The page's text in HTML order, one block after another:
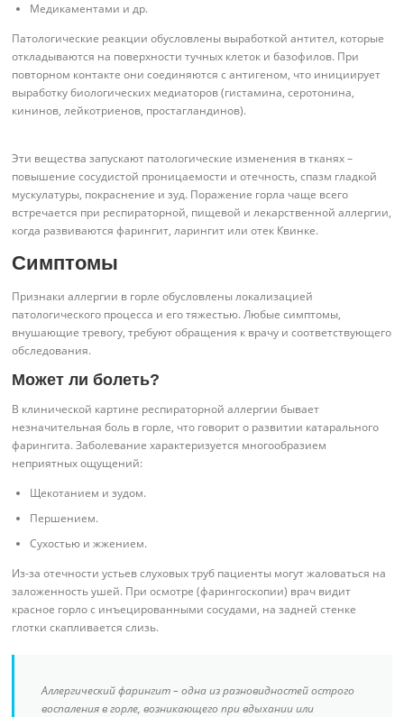
Медикаментами и др.
Патологические реакции обусловлены выработкой антител, которые
откладываются на поверхности тучных клеток и базофилов. При
повторном контакте они соединяются с антигеном, что инициирует
выработку биологических медиаторов (гистамина, серотонина,
кининов, лейкотриенов, простагландинов).
Эти вещества запускают патологические изменения в тканях –
повышение сосудистой проницаемости и отечность, спазм гладкой
мускулатуры, покраснение и зуд. Поражение горла чаще всего
встречается при респираторной, пищевой и лекарственной аллергии,
когда развиваются фарингит, ларингит или отек Квинке.
Симптомы
Признаки аллергии в горле обусловлены локализацией
патологического процесса и его тяжестью. Любые симптомы,
внушающие тревогу, требуют обращения к врачу и соответствующего
обследования.
Может ли болеть?
В клинической картине респираторной аллергии бывает
незначительная боль в горле, что говорит о развитии катарального
фарингита. Заболевание характеризуется многообразием
неприятных ощущений:
Щекотанием и зудом.
Першением.
Сухостью и жжением.
Из-за отечности устьев слуховых труб пациенты могут жаловаться на
заложенность ушей. При осмотре (фарингоскопии) врач видит
красное горло с инъецированными сосудами, на задней стенке
глотки скапливается слизь.
Аллергический фарингит – одна из разновидностей острого
воспаления в горле, возникающего при вдыхании или